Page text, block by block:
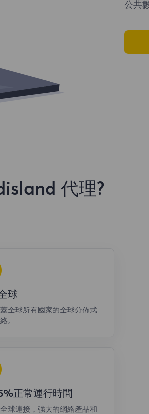
公共
代理?
球
全球所有國家的全球分佈式
。
正常運行時間
球連接，強大的網絡產品和